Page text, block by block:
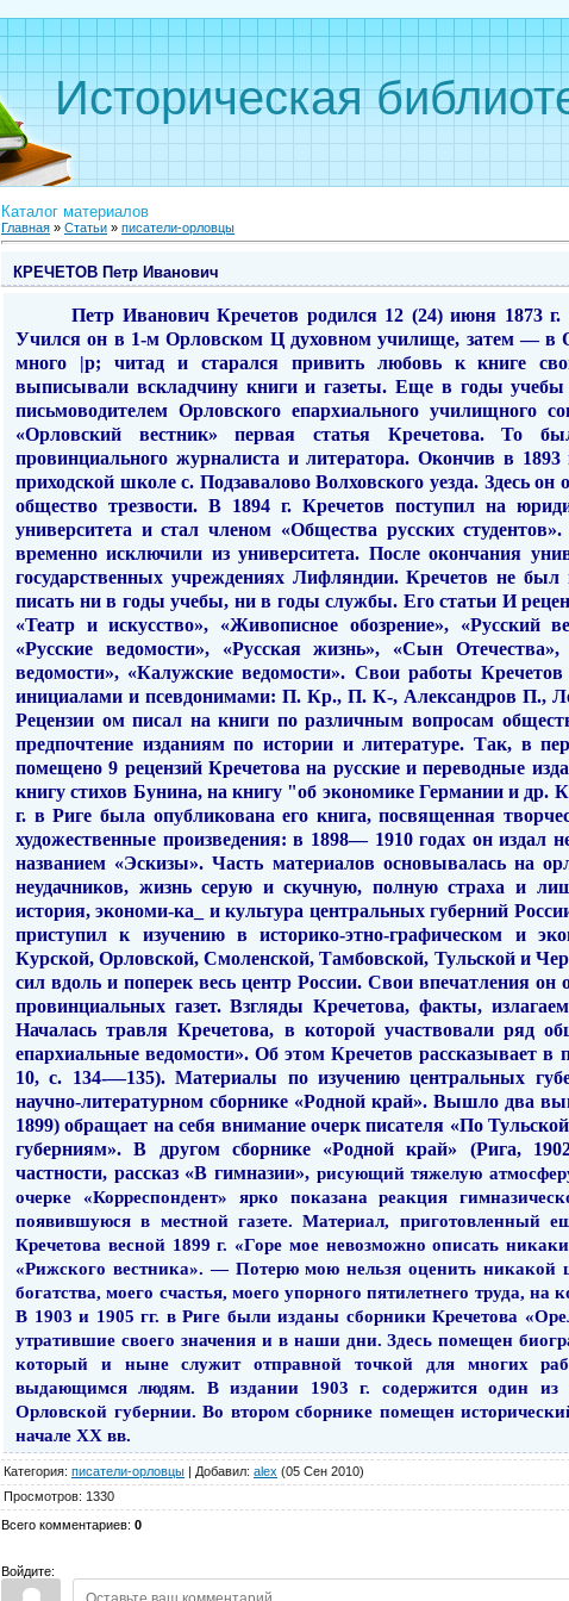
Историческая
Каталог материалов
Главная » Статьи » писатели-орловцы
КРЕЧЕТОВ Петр Иванович
Петр Иванович Кречетов ро­дился 12 (24) июня 1873
Училсяон в 1-м Орловском Ц духовном училище, затем — в
много |р; читад и старался привить лю­бовь к книге
выписывали вскладчину книги и газеты. Еще в годы
письмоводителем Орловского епархиаль­ного училищного
«Орловский вестник» первая статья Кречетова. То
провинциального журналиста и лите­ратора. Окончив в
приходской школе с. Подзавалово Волховского уезда. Здесь он
общество трезвости. В 1894 г. Кречетов поступил на
университета истал членом «Общества русских
временно исключили из университета. После окончания
государственных учреждениях Лифляндии.Кречетов не был
писать нив годы учебы, ни в годы службы. Его статьи И
«Театр и искусство», «Живописное обозрение», «Русский
«Русские ведомо­сти», «Русская жизнь», «Сын
ведомости», «Калужские ведо­мости». Свои работы
инициалами и псевдонимами: П. Кр., П. К-, Александров П.,
Рецензии ом писал на книги по различным вопросам
предпочте­ние изданиямпоистории и литературе. Так, в
помещено 9 рецензий Кречетова на русские и переводные
книгу стихов Бунина, на книгу "об экономике Германии и др.
г. в Ри­ге была опубликована его книга,посвященная
художественные произведения: в 1898— 1910 годах он издал
названием «Эскизы». Часть материалов основыва­лась на
неудачников, жизнь серую и скучную, полную страха и
история, экономи-ка_ и культура центральных губерний
приступил к изучению висторико-этно-графическом и
Курской, Орловской, Смоленской, Тамбовской, Туль­ской и
сил вдоль и поперек весь центр России. Свои впечатления он
провинци­альных газет. Взгляды Кречетова, факты,
Началась травля Кречетова, в которой участвовали ряд
епархиаль­ные ведомости». Об этом Кречетов рассказывает
10, с. 134-—135). Материалы по изучению центральных
научно-литературном сборнике «Родной край». Вышло два
1899) обращает на себя внимание очерк писателя «По
губерниям». В другом сборнике «Родной край» (Рига,
частности, рассказ «В гим­назии», рисующий тяжелую
очерке «Корреспондент» ярко пока­зана реакция
появившуюся в местной газете. Материал, приготовленный
Кречетова весной 1899 г. «Горе мое не­возможно описать
«Рижского вестника». — Потерю мою нельзя оценить никакой
богатства, моего счастья, моего упорного пятилетнего труда,
В 1903 и 1905 гг. в Риге были изданы сборники Кречетова
утра­тившие своего значения и в наши дни. Здесь помещен
который и ныне служит отправной точкой для многих
выдающимся людям. В издании 1903 г. содержится один из
Орловской губернии. Во втором сборнике помещен
начале XX вв.
Категория: писатели-орловцы | Добавил: alex (05 Сен 2010)
Просмотров: 1330
Всего комментариев: 0
Войдите: